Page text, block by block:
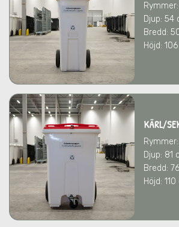
Djup: 54
Bredd:
Höjd:
KÄRL/
Djup: 81
Bredd:
Höjd: